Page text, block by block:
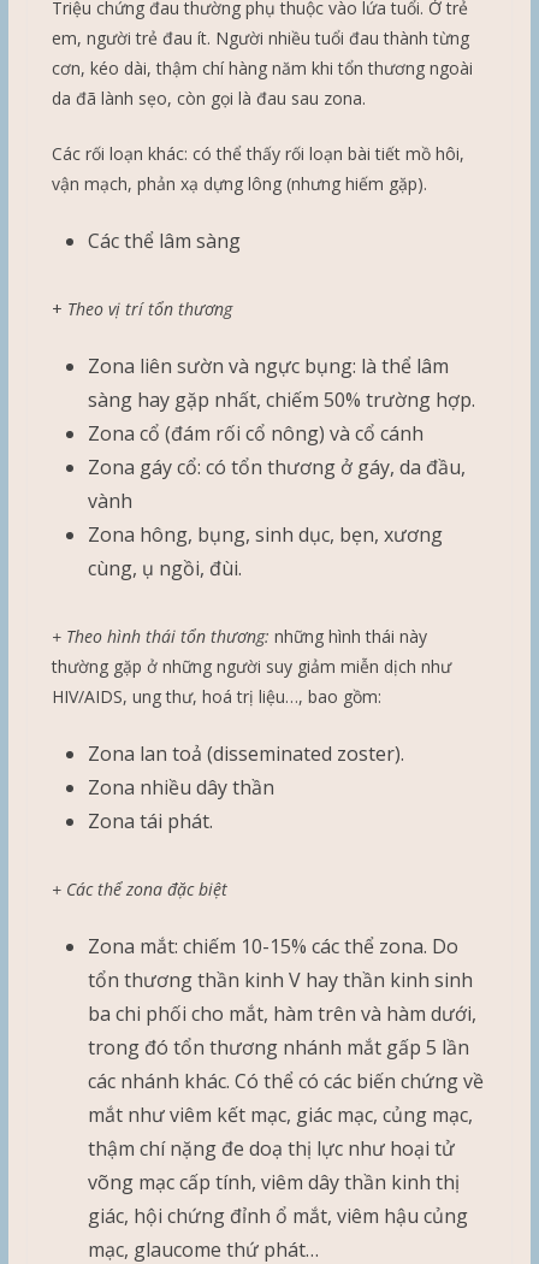
Triệu chứng đau thường phụ thuộc vào lứa tuổi. Ở trẻ
em, người trẻ đau ít. Người nhiều tuổi đau thành từng
cơn, kéo dài, thậm chí hàng năm khi tổn thương ngoài
da đã lành sẹo, còn gọi là đau sau zona.
Các rối loạn khác: có thể thấy rối loạn bài tiết mồ hôi,
vận mạch, phản xạ dựng lông (nhưng hiếm gặp).
Các thể lâm sàng
+ Theo vị trí tổn thương
Zona liên sườn và ngực bụng: là thể lâm
sàng hay gặp nhất, chiếm 50% trường hợp.
Zona cổ (đám rối cổ nông) và cổ cánh
Zona gáy cổ: có tổn thương ở gáy, da đầu,
vành
Zona hông, bụng, sinh dục, bẹn, xương
cùng, ụ ngồi, đùi.
+ Theo hình thái tổn thương: những hình thái này
thường gặp ở những người suy giảm miễn dịch như
HIV/AIDS, ung thư, hoá trị liệu…, bao gồm:
Zona lan toả (disseminated zoster).
Zona nhiều dây thần
Zona tái phát.
+ Các thể zona đặc biệt
Zona mắt: chiếm 10-15% các thể zona. Do
tổn thương thần kinh V hay thần kinh sinh
ba chi phối cho mắt, hàm trên và hàm dưới,
trong đó tổn thương nhánh mắt gấp 5 lần
các nhánh khác. Có thể có các biến chứng về
mắt như viêm kết mạc, giác mạc, củng mạc,
thậm chí nặng đe doạ thị lực như hoại tử
võng mạc cấp tính, viêm dây thần kinh thị
giác, hội chứng đỉnh ổ mắt, viêm hậu củng
mạc, glaucome thứ phát…